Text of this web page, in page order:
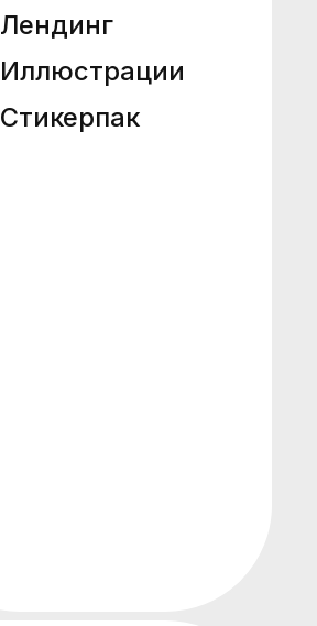
Лендинг
Иллюстрации
Стикерпак